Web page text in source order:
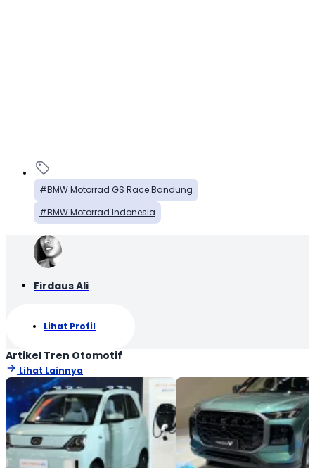
BMW Motorrad GS Race Bandung
BMW Motorrad Indonesia
Firdaus Ali
Lihat Profil
Artikel Tren Otomotif
Lihat Lainnya